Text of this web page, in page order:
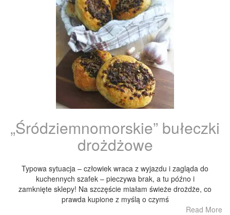
„Śródziemnomorskie” bułeczki
drożdżowe
Typowa sytuacja – człowiek wraca z wyjazdu i zagląda do
kuchennych szafek – pieczywa brak, a tu późno i
zamknięte sklepy! Na szczęście miałam świeże drożdże, co
prawda kupione z myślą o czymś
Read More